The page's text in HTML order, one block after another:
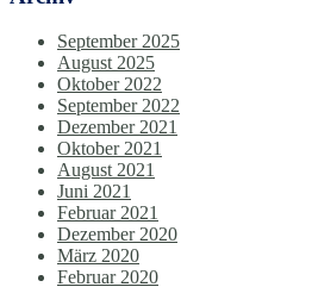
September 2025
August 2025
Oktober 2022
September 2022
Dezember 2021
Oktober 2021
August 2021
Juni 2021
Februar 2021
Dezember 2020
März 2020
Februar 2020